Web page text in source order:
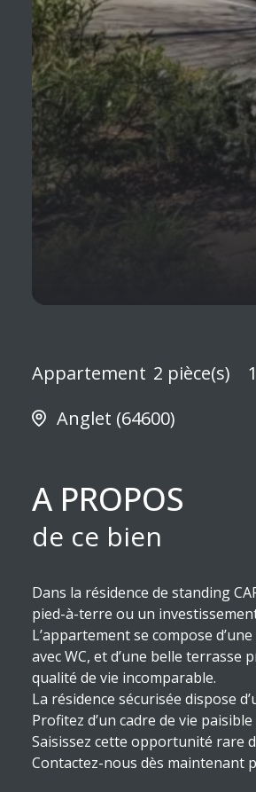
Appartement 2 pièce(s)
Anglet (64600)
A PROPOS
de ce bien
Dans la résidence de standing
pied-à-terre ou un
L’appartement se compose
avec WC, et d’une belle
qualité de vie incomparable.
La résidence sécurisée dispose
Profitez d’un cadre de vie
Saisissez cette opportunité rare
Contactez-nous dès maintenant